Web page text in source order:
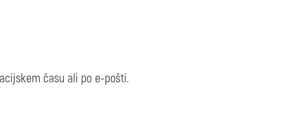
času ali po e-pošti.